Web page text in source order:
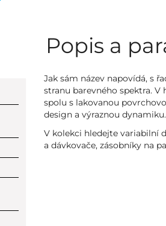
Popis a
Jak sám název napovídá, s
stranu barevného spektra.
spolu s lakovanou
design a výraznou dynamiku.
V kolekci hledejte variabilní
a dávkovače, zásobníky na